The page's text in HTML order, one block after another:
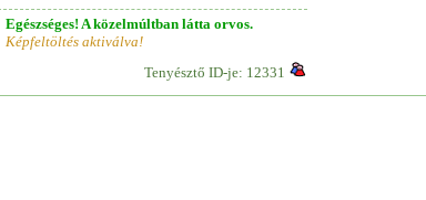
Egészséges! A közelmúltban látta orvos.
Képfeltöltés aktiválva!
Tenyésztő ID-je: 12331